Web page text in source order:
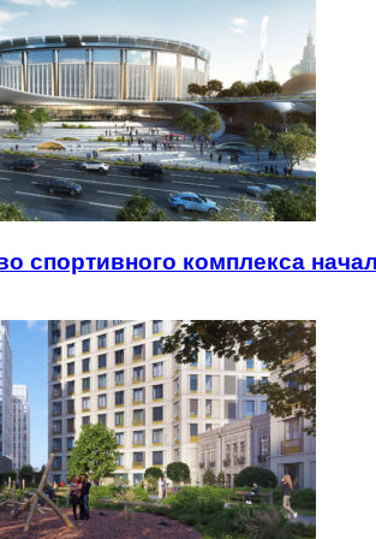
спортивного комплекса